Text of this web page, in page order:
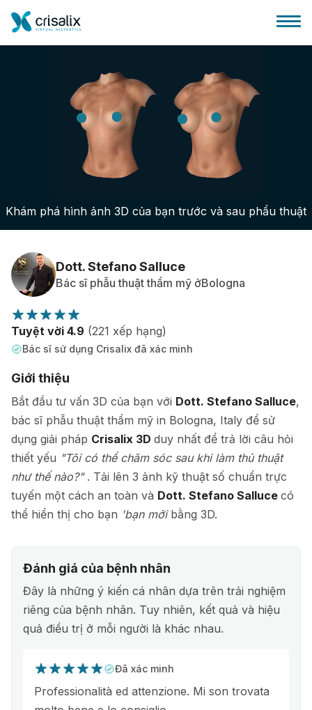
Bác sĩ phẫu thuật
Nền tảng kinh doanh 3D
Gói
Đánh giá của bệnh nhân
Khám phá hình ảnh 3D của bạn trước và sau phẩu thuật
Dott. Stefano Salluce
Bác sĩ phẫu thuật thẩm mỹ ởBologna
Tuyệt vời 4.9 (221 xếp hạng)
Bác sĩ sử dụng Crisalix đã xác minh
Giới thiệu
Bắt đầu tư vấn 3D của bạn với Dott. Stefano Salluce,
bác sĩ phẫu thuật thẩm mỹ in Bologna, Italy để sử
dụng giải pháp Crisalix 3D duy nhất để trả lời câu hỏi
thiết yếu "Tôi có thể chăm sóc sau khi làm thủ thuật
như thế nào?" . Tải lên 3 ảnh kỹ thuật số chuẩn trực
tuyến một cách an toàn và Dott. Stefano Salluce có
thể hiển thị cho bạn 'bạn mới bằng 3D.
Đánh giá của bệnh nhân
Đây là những ý kiến cá nhân dựa trên trải nghiệm
riêng của bệnh nhân. Tuy nhiên, kết quả và hiệu
quả điều trị ở mỗi người là khác nhau.
Đã xác minh
Professionalità ed attenzione. Mi son trovata